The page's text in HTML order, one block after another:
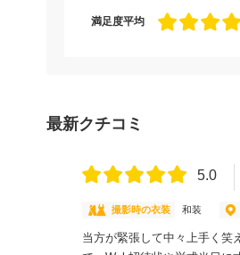
満足度平均
最新クチコミ
5.0
撮影時の衣装 和装
当方が緊張して中々上手く笑